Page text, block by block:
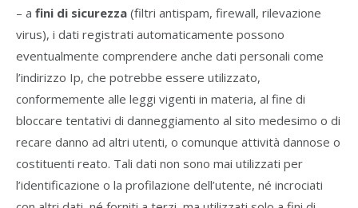
– a fini di sicurezza (filtri antispam, firewall, rilevazione
virus), i dati registrati automaticamente possono
eventualmente comprendere anche dati personali come
l’indirizzo Ip, che potrebbe essere utilizzato,
conformemente alle leggi vigenti in materia, al fine di
bloccare tentativi di danneggiamento al sito medesimo o di
recare danno ad altri utenti, o comunque attività dannose o
costituenti reato. Tali dati non sono mai utilizzati per
l’identificazione o la profilazione dell’utente, né incrociati